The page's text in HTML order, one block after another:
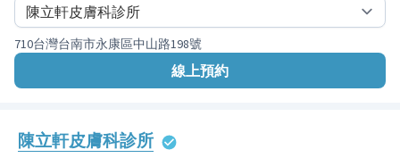
710台灣台南市永康區中山路198號
線上預約
陳立軒皮膚科診所